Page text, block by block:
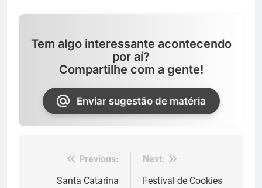
Tem algo interessante acontecendo
por aí?
Compartilhe com a gente!
Enviar sugestão de matéria
Navegação
Previous:
Santa Catarina
Next:
Festival de Cookies